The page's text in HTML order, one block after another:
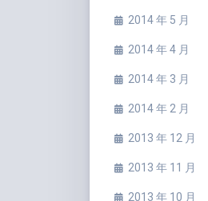
2014 年 5 月
2014 年 4 月
2014 年 3 月
2014 年 2 月
2013 年 12 月
2013 年 11 月
2013 年 10 月